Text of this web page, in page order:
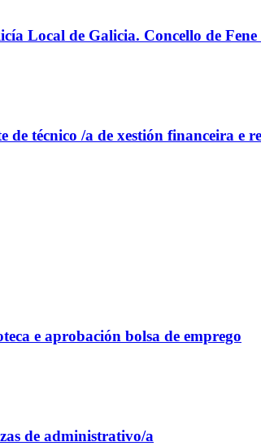
Local de Galicia. Concello de
de técnico /a de xestión financeira e
e aprobación bolsa de emprego
de administrativo/a